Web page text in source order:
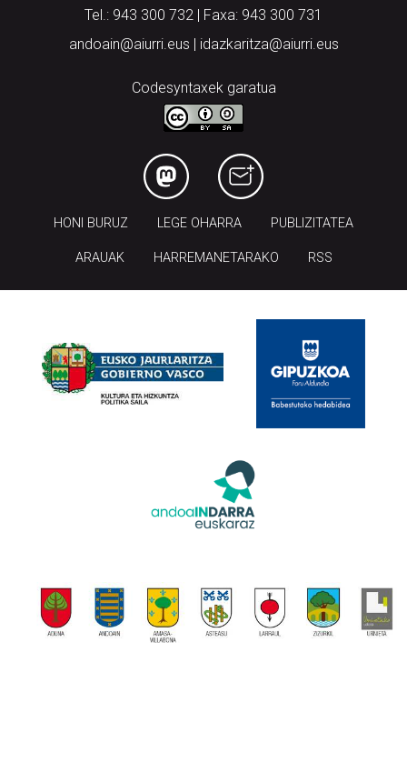
Tel.: 943 300 732 | Faxa: 943 300 731
andoain@aiurri.eus | idazkaritza@aiurri.eus
Codesyntaxek garatua
HONI BURUZ LEGE OHARRA PUBLIZITATEA
ARAUAK HARREMANETARAKO RSS